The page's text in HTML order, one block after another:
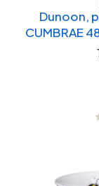
Dunoon,
CUMBRAE